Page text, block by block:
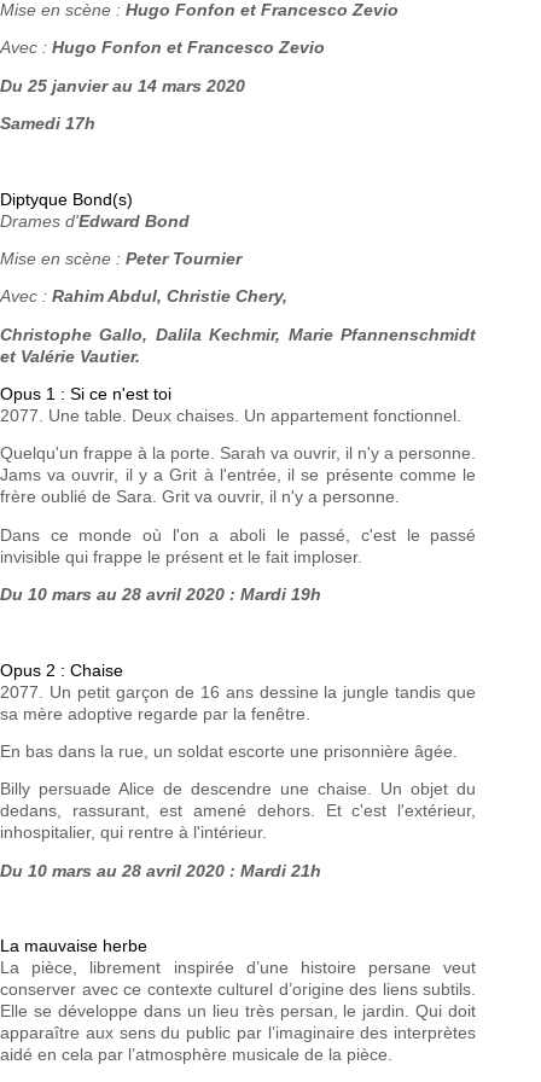
Mise en scène : Hugo Fonfon et Francesco Zevio
Avec : Hugo Fonfon et Francesco Zevio
Du 25 janvier au 14 mars 2020
Samedi 17h
Diptyque Bond(s)
Drames d'Edward Bond
Mise en scène : Peter Tournier
Avec : Rahim Abdul, Christie Chery,
Christophe Gallo, Dalila Kechmir, Marie Pfannenschmidt
et Valérie Vautier.
Opus 1 : Si ce n'est toi
2077. Une table. Deux chaises. Un appartement fonctionnel.
Quelqu'un frappe à la porte. Sarah va ouvrir, il n'y a personne.
Jams va ouvrir, il y a Grit à l'entrée, il se présente comme le
frère oublié de Sara. Grit va ouvrir, il n'y a personne.
Dans ce monde où l'on a aboli le passé, c'est le passé
invisible qui frappe le présent et le fait imploser.
Du 10 mars au 28 avril 2020 : Mardi 19h
Opus 2 : Chaise
2077. Un petit garçon de 16 ans dessine la jungle tandis que
sa mère adoptive regarde par la fenêtre.
En bas dans la rue, un soldat escorte une prisonnière âgée.
Billy persuade Alice de descendre une chaise. Un objet du
dedans, rassurant, est amené dehors. Et c'est l'extérieur,
inhospitalier, qui rentre à l'intérieur.
Du 10 mars au 28 avril 2020 : Mardi 21h
La mauvaise herbe
La pièce, librement inspirée d’une histoire persane veut
conserver avec ce contexte culturel d’origine des liens subtils.
Elle se développe dans un lieu très persan, le jardin. Qui doit
apparaître aux sens du public par l’imaginaire des interprètes
aidé en cela par l’atmosphère musicale de la pièce.